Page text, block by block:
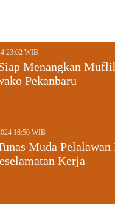
23:02 WIB
Menangkan
Pekanbaru
16:50 WIB
Muda Pelalawan
Kerja